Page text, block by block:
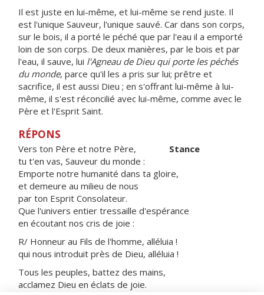
Il est juste en lui-même, et lui-même se rend juste. Il
est l'unique Sauveur, l'unique sauvé. Car dans son corps,
sur le bois, il a porté le péché que par l'eau il a emporté
loin de son corps. De deux manières, par le bois et par
l'eau, il sauve, lui l'Agneau de Dieu qui porte les péchés
du monde, parce qu'il les a pris sur lui; prêtre et
sacrifice, il est aussi Dieu ; en s'offrant lui-même à lui-
même, il s'est réconcilié avec lui-même, comme avec le
Père et l'Esprit Saint.
RÉPONS
Vers ton Père et notre Père, Stance
tu t'en vas, Sauveur du monde :
Emporte notre humanité dans ta gloire,
et demeure au milieu de nous
par ton Esprit Consolateur.
Que l'univers entier tressaille d'espérance
en écoutant nos cris de joie :
R/ Honneur au Fils de l'homme, alléluia !
qui nous introduit près de Dieu, alléluia !
Tous les peuples, battez des mains,
acclamez Dieu en éclats de joie.